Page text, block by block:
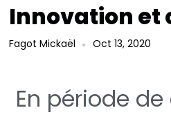
Innovation et
Fagot Mickaël Oct 13, 2020
En période de